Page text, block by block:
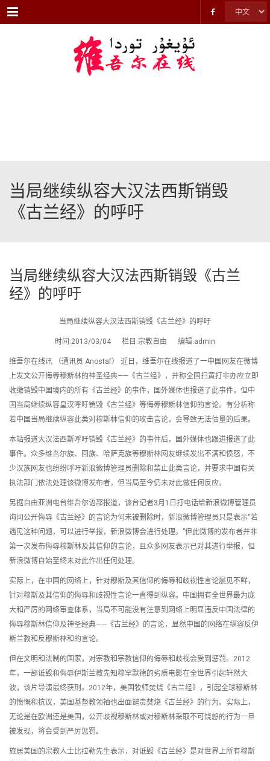
Menu
当局继续纵容大汉法西斯销毁
《古兰经》的呼吁
当局继续纵容大汉法西斯销毁《古兰
经》的呼吁
当局继续纵容大汉法西斯销毁《古兰经》的呼吁
时间:2013/03/04 栏目:宗教自由 编辑:admin
维吾尔在线讯 （通讯员 Anostaf） 近日，维吾尔在线报道了一中国网友在微博
上发文公开侮辱穆斯林的神圣经典——《古兰经》，并称全国扫黄打非办应立即
收缴销毁中国境内的所有《古兰经》的事件，国外媒体也报道了此事件，但中
国当局继续纵容皇汉呼吁销毁《古兰经》等侮辱穆斯林信仰的言论。有分析称
若中国当局继续纵容此类对穆斯林信仰的攻击言论，会导致无法估量的后果。
本站报道大汉法西斯呼吁销毁《古兰经》的事件后，国外媒体也跟进报道了此
事件。众多维吾尔族、回族、哈萨克族等穆斯林网友继续发出不满和愤怒，不
少汉族网友也纷纷呼吁新浪微博管理员删除和禁止此类言论，并要求中国有关
执法部门依法处理该微博发布者，但当局至今仍未对此做任何反应。
另据自由亚洲电台维吾尔语部报道，该台记者3月1日打电话给新浪微博管理员
询问公开侮辱《古兰经》的言论为何未被删除时，新浪微博管理员只是表示“若
遇见这种问题，可以进行举报，新浪微博会进行处理。”但此微博的发布者并非
第一次发布侮辱穆斯林及其信仰的言论，且众多网友表示已对其进行举报，但
新浪微博自始至终未对此作出任何处理。
实际上，在中国的网络上，针对穆斯及其信仰的侮辱和歧视性言论屡见不鲜，
针对穆斯及其信仰的侮辱和歧视性言论一直得到纵容。中国拥有全世界最为庞
大和严厉的网络审查体系，当局不可能没有注意到网络上明显违反中国法律的
侮辱穆斯林信仰及神圣经典——《古兰经》的言论，显然中国的网络在纵容反伊
斯兰教和反穆斯林和的言论。
但在文明和法制的国家，对宗教和宗教信仰的侮辱和歧视会受到惩罚。2012
年，一部诋毁和侮辱伊斯兰教先知穆罕默德的劣质电影在全世界引起轩然大
波，该片导演最终获刑。2012年，美国牧师焚烧《古兰经》，引起全球穆斯林
的愤慨和抗议，美国基督教领袖也出面谴责焚烧《古兰经》的行为。实际上，
无论是在欧洲还是美国，公开歧视穆斯林或对穆斯林采取不可饶恕的行为一旦
被发现，将会受到严厉惩罚。
旅居美国的宗教人士比拉勒先生表示，对诋毁《古兰经》是对世界上所有穆斯